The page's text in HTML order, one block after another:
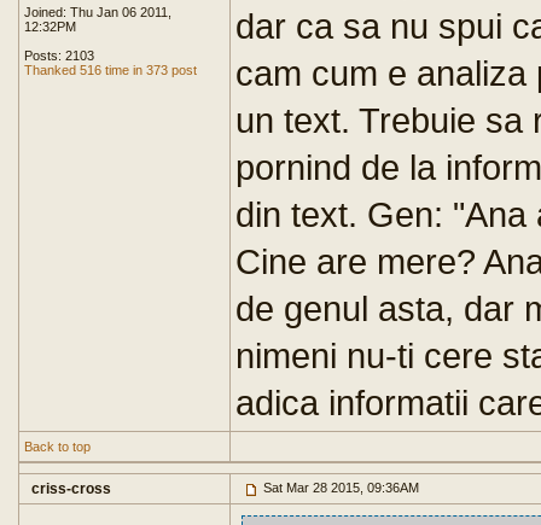
Joined: Thu Jan 06 2011,
12:32PM
Posts: 2103
Thanked 516 time in 373 post
dar ca sa nu spui
cam cum e analiza
un text. Trebuie sa
pornind de la
din text. Gen:
Cine are mere?
de genul asta, dar
nimeni nu-ti cere
adica informatii
Back to top
criss-cross Sat Mar 28 2015, 09:36AM